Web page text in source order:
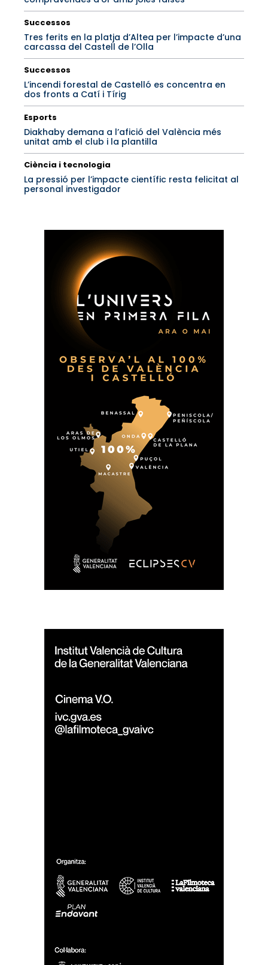
Successos
Tres ferits en la platja d’Altea per l’impacte d’una
carcassa del Castell de l’Olla
Successos
L’incendi forestal de Castelló es concentra en
dos fronts a Catí i Tírig
Esports
Diakhaby demana a l’afició del València més
unitat amb el club i la plantilla
Ciència i tecnologia
La pressió per l’impacte científic resta felicitat al
personal investigador